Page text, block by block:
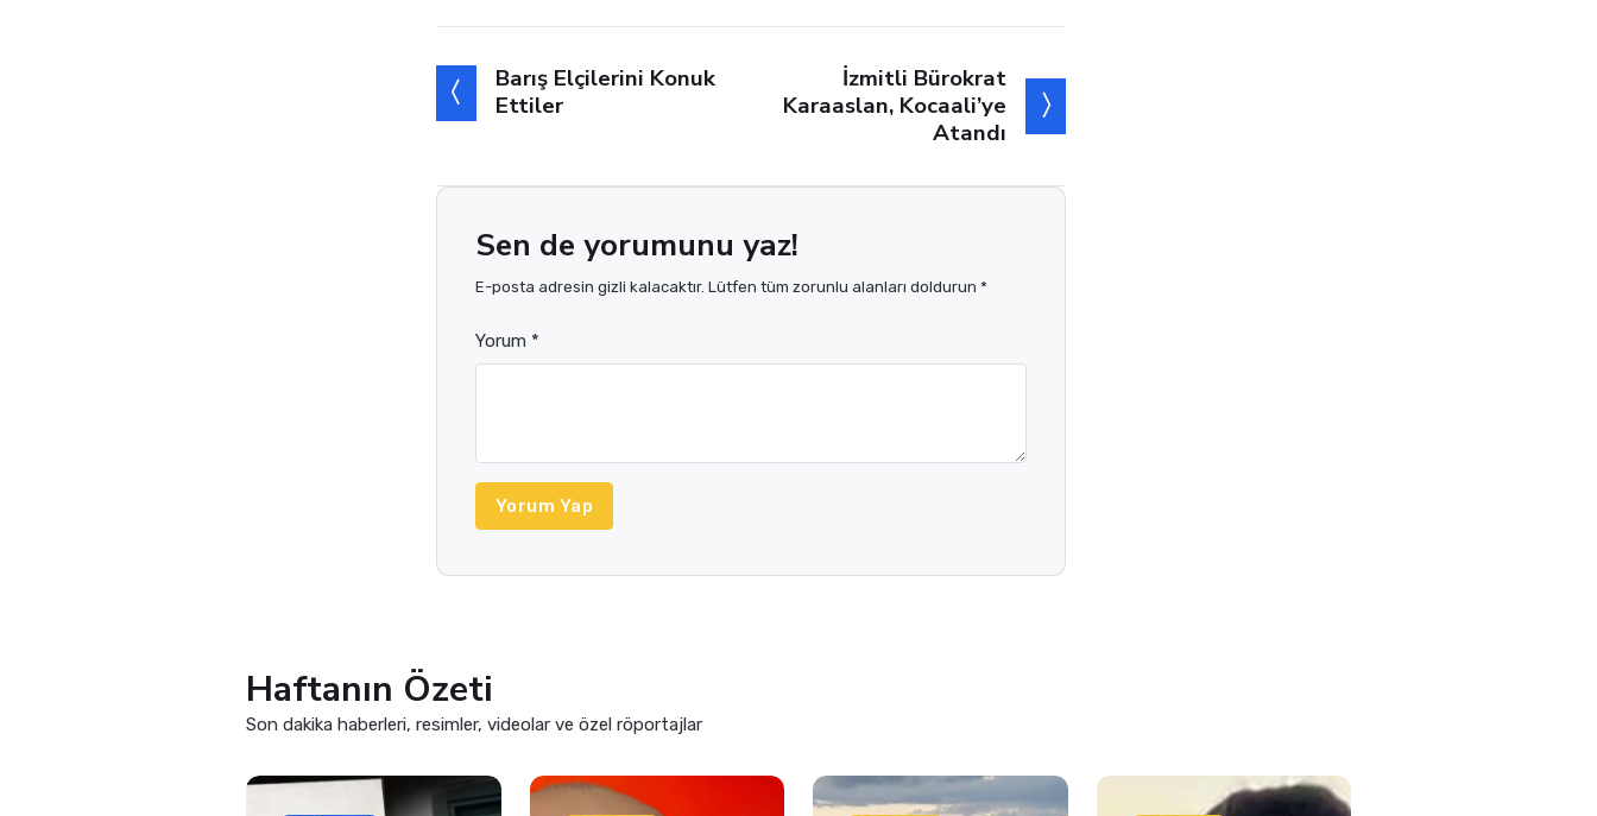
Barış Elçilerini Konuk
Ettiler
İzmitli Bürokrat
Karaaslan, Kocaali’ye
Atandı
Sen de yorumunu yaz!
E-posta adresin gizli kalacaktır. Lütfen tüm zorunlu alanları doldurun *
Yorum *
Yorum Yap
Haftanın Özeti
Son dakika haberleri, resimler, videolar ve özel röportajlar